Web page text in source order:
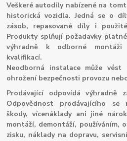
Veškeré autodíly nabízené na
historická vozidla. Jedná se o
zásob, repasované díly i
Produkty splňují požadavky
výhradně k odborné
kvalifikací.
Neodborná instalace může
ohrožení bezpečnosti provozu
Prodávající odpovídá výhradně
Odpovědnost prodávajícího se
škody, vícenáklady ani jiné
montáží, demontáží, používáním,
zisku, náklady na dopravu,